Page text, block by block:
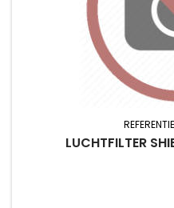
LUCHTFILTER